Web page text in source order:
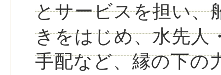
とサービスを担い、
きをはじめ、水先人
手配など、縁の下の